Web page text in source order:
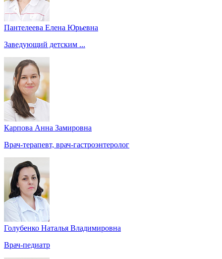
Пантелеева Елена Юрьевна
Заведующий детским ...
Карпова Анна Замировна
Врач-терапевт, врач-гастроэнтеролог
Голубенко Наталья Владимировна
Врач-педиатр